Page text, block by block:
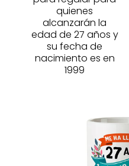
quienes
alcanzarán la
edad de 27 años y
su fecha de
nacimiento es en
1999